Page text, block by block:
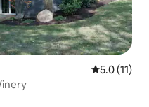
คะแนนเฉลี่ย
5.0 (11)